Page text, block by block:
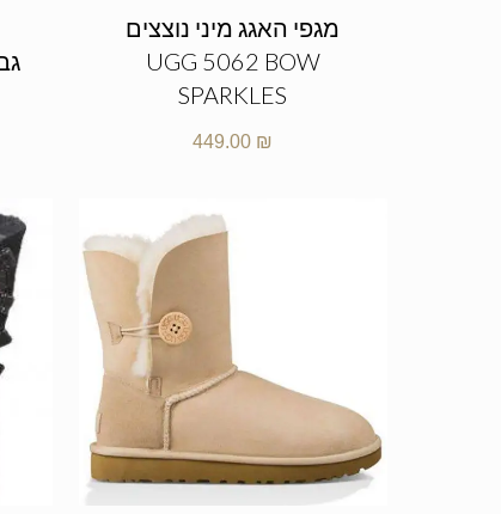
מגפי האגג מיני נוצצים
UGG 5062 BOW
SPARKLES
449.00 ₪